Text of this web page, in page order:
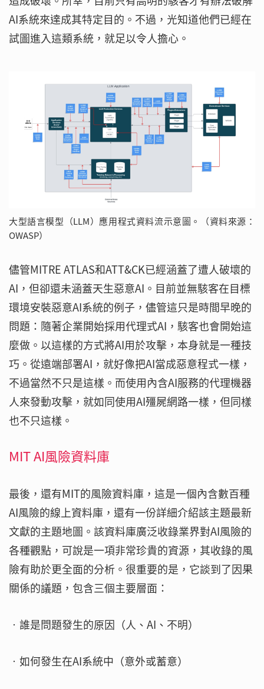
AI系統來達成其特定目的。不過，光知道他們已經在
試圖進入這類系統，就足以令人擔心。
大型語言模型（LLM）應用程式資料流示意圖。（資料來源：
OWASP）
儘管MITRE ATLAS和ATT&CK已經涵蓋了遭人破壞的
AI，但卻還未涵蓋天生惡意AI。目前並無駭客在目標
環境安裝惡意AI系統的例子，儘管這只是時間早晚的
問題：隨著企業開始採用代理式AI，駭客也會開始這
麼做。以這樣的方式將AI用於攻擊，本身就是一種技
巧。從遠端部署AI，就好像把AI當成惡意程式一樣，
不過當然不只是這樣。而使用內含AI服務的代理機器
人來發動攻擊，就如同使用AI殭屍網路一樣，但同樣
也不只這樣。
MIT AI風險資料庫
最後，還有MIT的風險資料庫，這是一個內含數百種
AI風險的線上資料庫，還有一份詳細介紹該主題最新
文獻的主題地圖。該資料庫廣泛收錄業界對AI風險的
各種觀點，可說是一項非常珍貴的資源，其收錄的風
險有助於更全面的分析。很重要的是，它談到了因果
關係的議題，包含三個主要層面：
‧誰是問題發生的原因（人、AI、不明）
‧如何發生在AI系統中（意外或蓄意）